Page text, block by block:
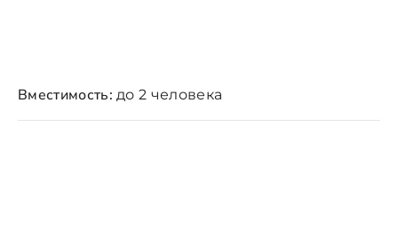
Вместимость: до 2 человека